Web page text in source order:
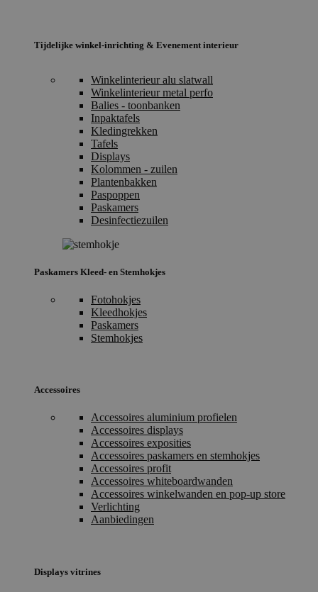
Tijdelijke winkel-inrichting & Evenement interieur
Winkelinterieur alu slatwall
Winkelinterieur metal perfo
Balies - toonbanken
Inpaktafels
Kledingrekken
Tafels
Displays
Kolommen - zuilen
Plantenbakken
Paspoppen
Paskamers
Desinfectiezuilen
Paskamers Kleed- en Stemhokjes
Fotohokjes
Kleedhokjes
Paskamers
Stemhokjes
Accessoires
Accessoires aluminium profielen
Accessoires displays
Accessoires exposities
Accessoires paskamers en stemhokjes
Accessoires profit
Accessoires whiteboardwanden
Accessoires winkelwanden en pop-up store
Verlichting
Aanbiedingen
Displays vitrines